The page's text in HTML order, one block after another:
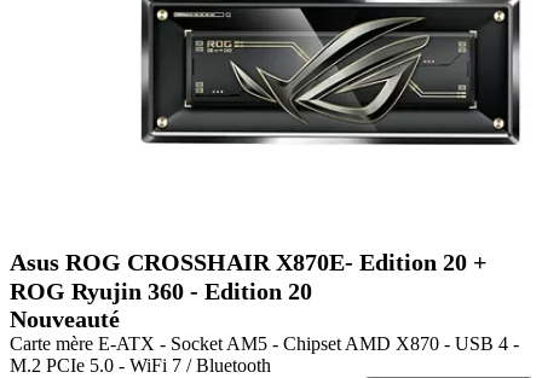
Asus ROG CROSSHAIR X870E- Edition 20 +
ROG Ryujin 360 - Edition 20
Nouveauté
Carte mère E-ATX - Socket AM5 - Chipset AMD X870 - USB 4 -
M.2 PCIe 5.0 - WiFi 7 / Bluetooth